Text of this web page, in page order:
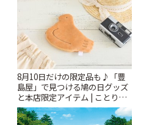
8月10日だけの限定品も♪「豊
島屋」で見つける鳩の日グッズ
と本店限定アイテム | ことりっ
ぷ